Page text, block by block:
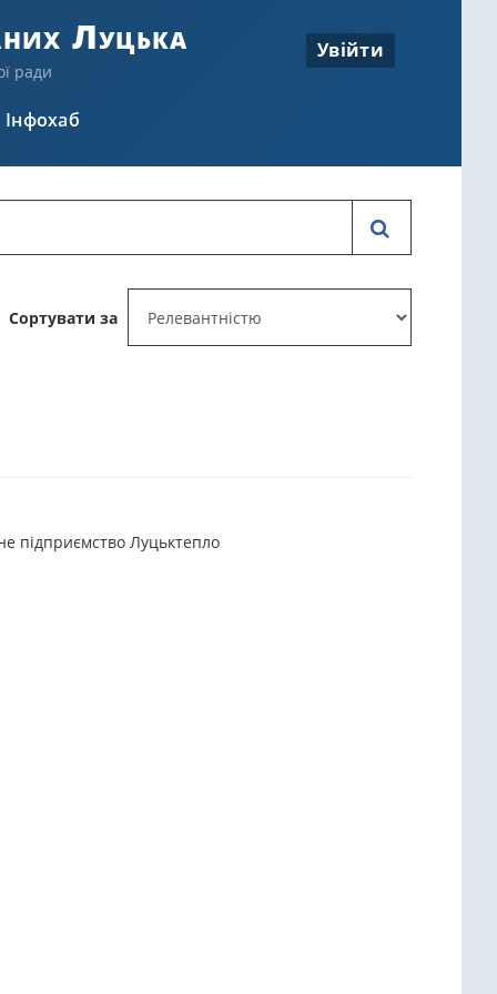
Луцька
ради
Увійти
Інфохаб
Сортувати за
підприємство Луцьктепло